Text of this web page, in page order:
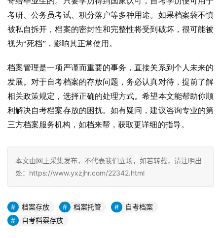
考研、公务员考试、积分落户等多种用途。如果档案袋不慎
被私自拆开，档案的密封性和完整性将受到破坏，很可能被
视为“死档”，影响其正常使用。
档案管理是一项严谨而重要的事务，直接关系到个人未来的
发展。对于自考档案的存放问题，务必认真对待，提前了解
相关政策规定，选择正确的处理方式。希望本文能帮助你顺
利解决自考档案存放的困扰。如有疑问，建议咨询专业的第
三方档案服务机构，如档来帮，获取更详细的指导。
本文由网上采集发布，不代表我们立场，如若转载，请注明出
处：https://www.yxzjhr.com/22342.html
档案存放 档案托管
自考档案
自考档案存放